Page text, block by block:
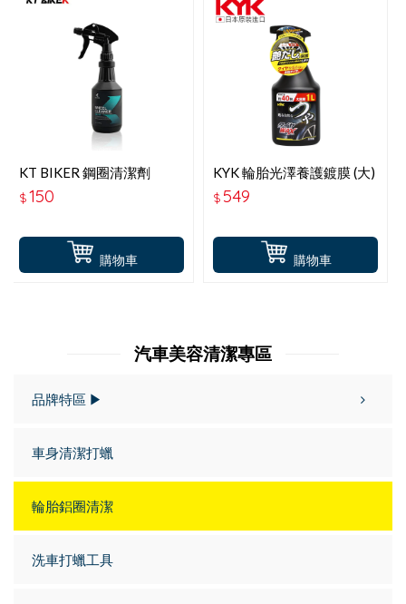
購物車
KT BIKER 鋼圈清潔劑
500ML
$150
購物車
KYK 輪胎光澤養護鍍膜 (大)
22-150
$ 549
汽車美容清潔專區
品牌特區 ▶
車身清潔打蠟
輪胎鋁圈清潔
洗車打蠟工具